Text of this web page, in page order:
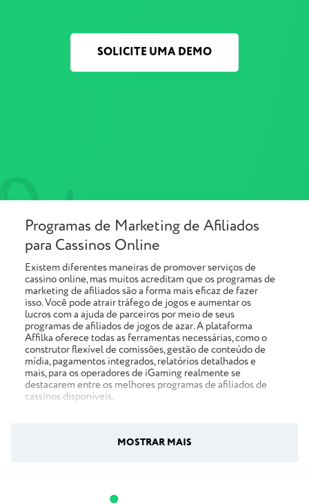
SOLICITE UMA DEMO
Programas de Marketing de Afiliados
para Cassinos Online
Existem diferentes maneiras de promover serviços de
cassino online, mas muitos acreditam que os programas de
marketing de afiliados são a forma mais eficaz de fazer
isso. Você pode atrair tráfego de jogos e aumentar os
lucros com a ajuda de parceiros por meio de seus
programas de afiliados de jogos de azar. A plataforma
Affilka oferece todas as ferramentas necessárias, como o
construtor flexível de comissões, gestão de conteúdo de
mídia, pagamentos integrados, relatórios detalhados e
mais, para os operadores de iGaming realmente se
destacarem entre os melhores programas de afiliados de
cassinos disponíveis.
para que qualquer afiliado de cassino possa escolher qual
resultados mais tangíveis.
MOSTRAR MAIS